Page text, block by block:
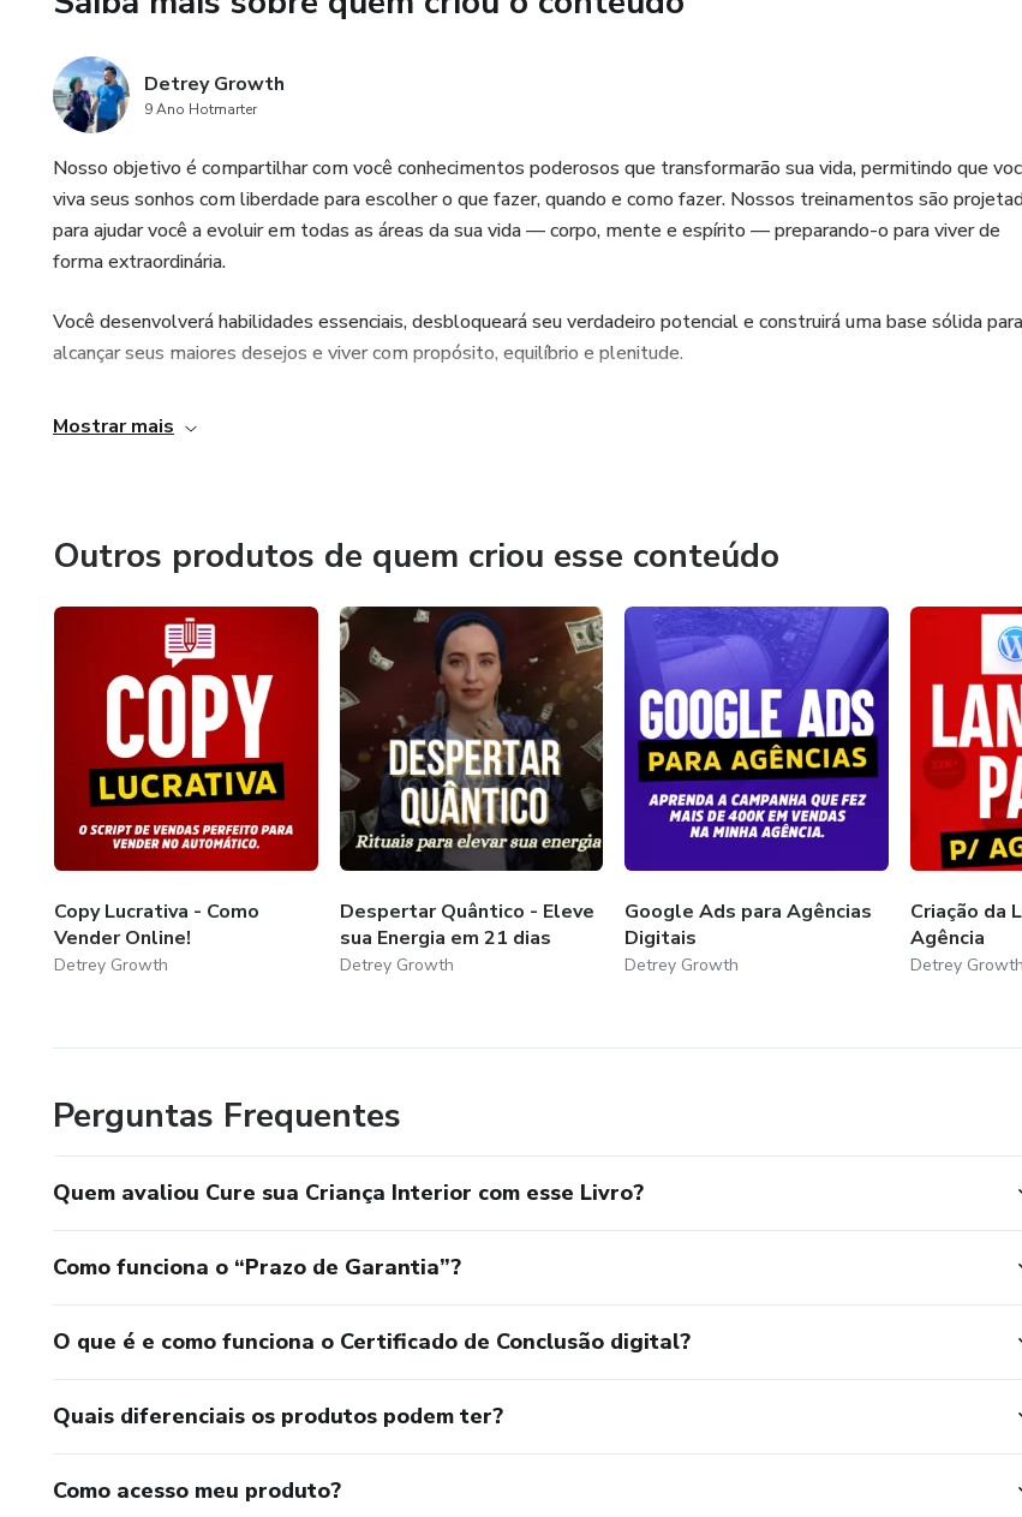
interior está esperando por você.
✨ **Aceite esse convite. A cura começa aqui!** ✨
Detrey Growth
9 Ano Hotmarter
Nosso objetivo é compartilhar com você conhecimentos poderosos que transformarão sua vida, permitindo que
viva seus sonhos com liberdade para escolher o que fazer, quando e como fazer. Nossos treinamentos são
para ajudar você a evoluir em todas as áreas da sua vida — corpo, mente e espírito — preparando-o para viver de
forma extraordinária.
Você desenvolverá habilidades essenciais, desbloqueará seu verdadeiro potencial e construirá uma base sólida para
alcançar seus maiores desejos e viver com propósito, equilíbrio e plenitude.
Mostrar mais
Outros produtos de quem criou esse conteúdo
Copy Lucrativa - Como
Vender Online!
Detrey Growth
Despertar Quântico - Eleve
sua Energia em 21 dias
Detrey Growth
Google Ads para Agências
Digitais
Detrey Growth
Criação da
Agência
Detrey Growth
Perguntas Frequentes
Quem avaliou Cure sua Criança Interior com esse Livro?
Como funciona o “Prazo de Garantia”?
O que é e como funciona o Certificado de Conclusão digital?
Quais diferenciais os produtos podem ter?
Como acesso meu produto?